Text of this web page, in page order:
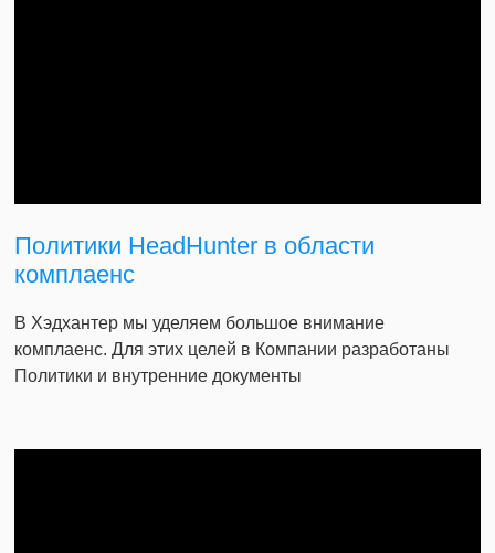
Политики HeadHunter в области
комплаенс
В Хэдхантер мы уделяем большое внимание
комплаенс. Для этих целей в Компании разработаны
Политики и внутренние документы